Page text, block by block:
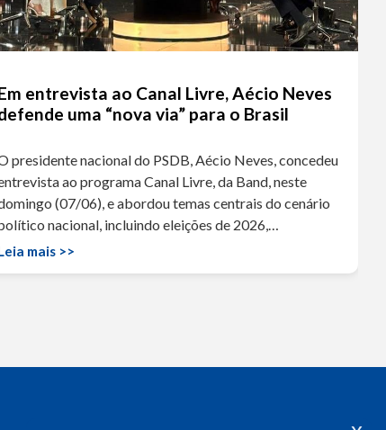
entrevista ao Canal Livre, Aécio Neves
uma “nova via” para o Brasil
presidente nacional do PSDB, Aécio Neves, concedeu
ao programa Canal Livre, da Band, neste
(07/06), e abordou temas centrais do cenário
nacional, incluindo eleições de 2026,…
mais >>